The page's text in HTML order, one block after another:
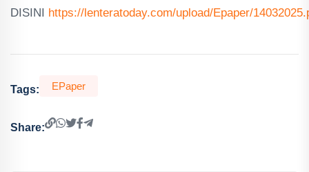
DISINI https://lenteratoday.com/upload/Epaper/
Tags: EPaper
Share: